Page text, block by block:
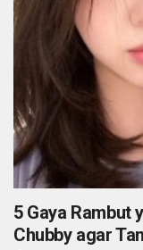
5 Gaya Rambut
Chubby agar